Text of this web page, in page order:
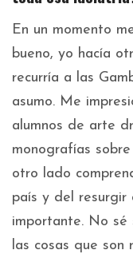
En un momento
bueno, yo hacía
recurría a las
asumo. Me
alumnos de arte
monografías
otro lado
país y del
importante. No sé
las cosas que son